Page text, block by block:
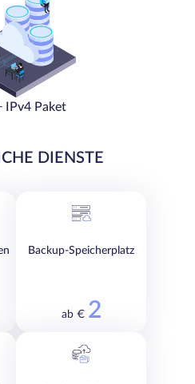
IPv4 Paket
DIENSTE
Backup-Speicherplatz
ab € 2